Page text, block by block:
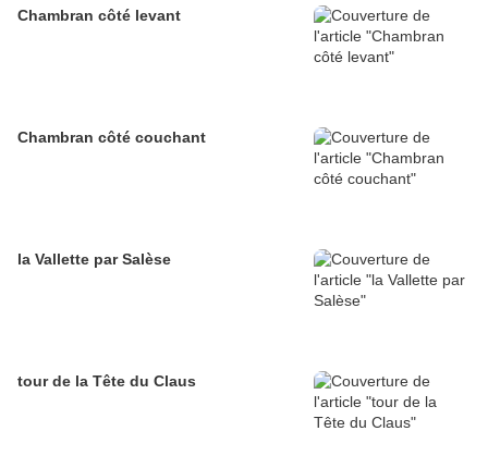
Chambran côté levant
Chambran côté couchant
la Vallette par Salèse
tour de la Tête du Claus